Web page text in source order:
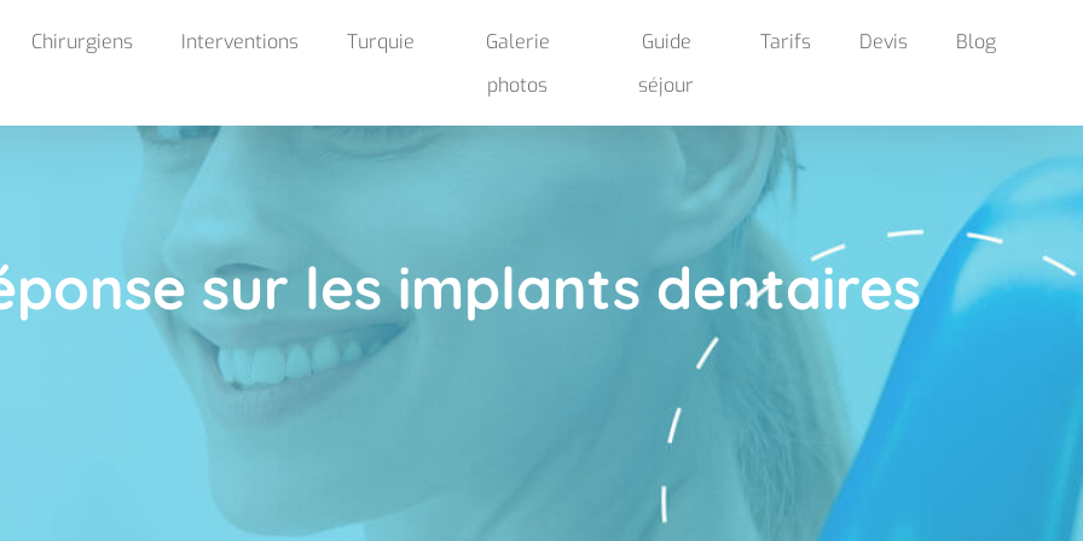
smile
Chirurgiens Interventions Turquie
Galerie
photos
Guide
séjour
Tarifs Devis Blog
sur les implants dentaires